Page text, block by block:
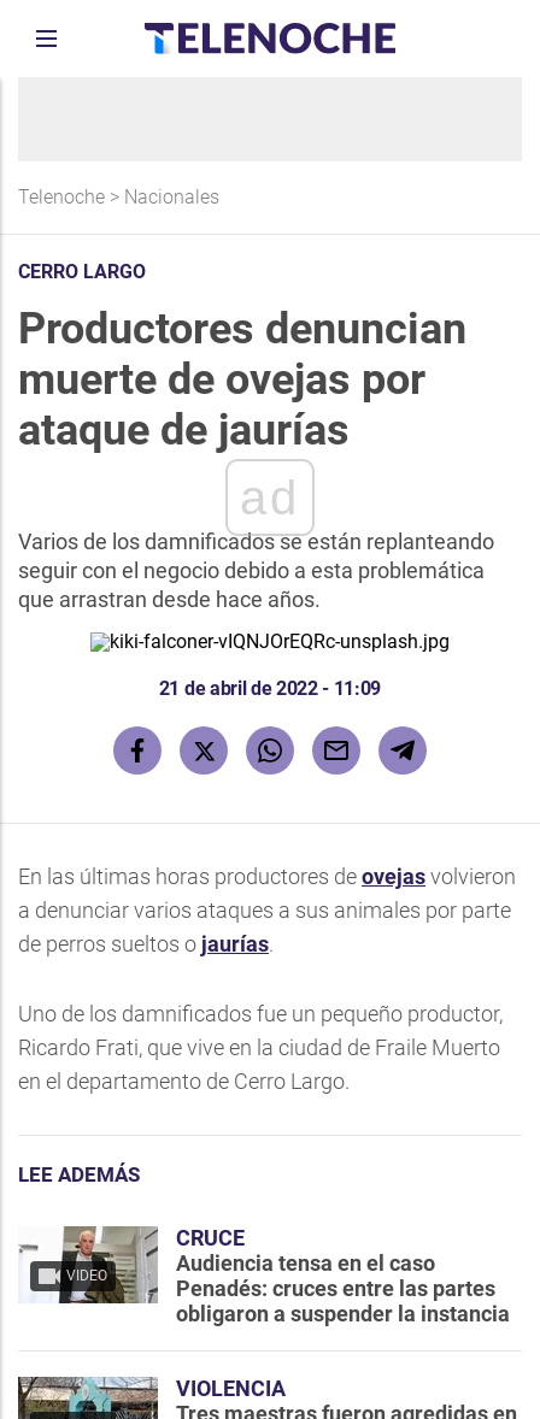
Telenoche > Nacionales
CERRO LARGO
Productores denuncian
muerte de ovejas por
ataque de jaurías
ad
Varios de los damnificados se están replanteando
seguir con el negocio debido a esta problemática
que arrastran desde hace años.
21 de abril de 2022 - 11:09
En las últimas horas productores deovejasvolvieron
a denunciar varios ataques a sus animales por parte
de perros sueltos o jaurías.
Uno de los damnificados fue un pequeño productor,
Ricardo Frati, que vive en la ciudad de Fraile Muerto
en el departamento de Cerro Largo.
LEE ADEMÁS
VIDEO
CRUCE
Audiencia tensa en el caso
Penadés: cruces entre las partes
obligaron a suspender la instancia
VIOLENCIA
Tres maestras fueron agredidas en